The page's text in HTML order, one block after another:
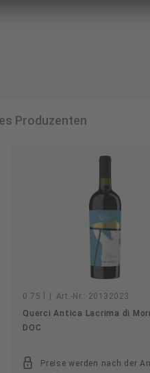
Produzenten
0.75 l Art.-Nr.: 20132023
Querci Antica Lacrima di
DOC
Preise werden nach der